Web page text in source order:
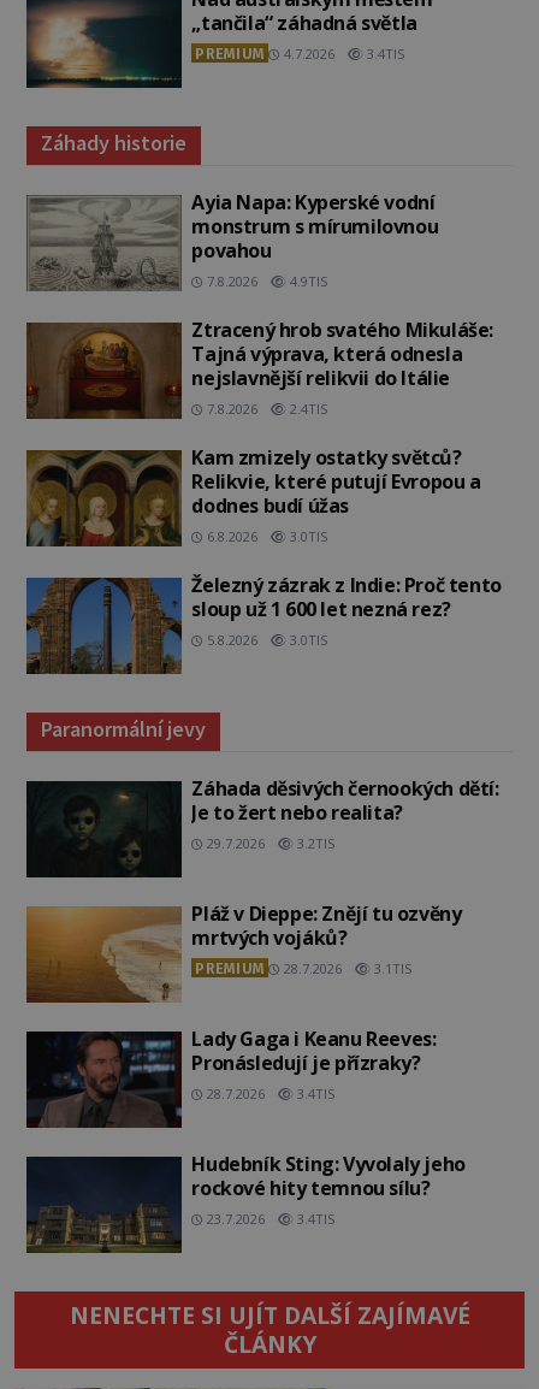
„tančila“ záhadná světla
PREMIUM 4.7.2026 3.4TIS
Záhady historie
Ayia Napa: Kyperské vodní
monstrum s mírumilovnou
povahou
7.8.2026 4.9TIS
Ztracený hrob svatého Mikuláše:
Tajná výprava, která odnesla
nejslavnější relikvii do Itálie
7.8.2026 2.4TIS
Kam zmizely ostatky světců?
Relikvie, které putují Evropou a
dodnes budí úžas
6.8.2026 3.0TIS
Železný zázrak z Indie: Proč tento
sloup už 1 600 let nezná rez?
5.8.2026 3.0TIS
Paranormální jevy
Záhada děsivých černookých dětí:
Je to žert nebo realita?
29.7.2026 3.2TIS
Pláž v Dieppe: Znějí tu ozvěny
mrtvých vojáků?
PREMIUM 28.7.2026 3.1TIS
Lady Gaga i Keanu Reeves:
Pronásledují je přízraky?
28.7.2026 3.4TIS
Hudebník Sting: Vyvolaly jeho
rockové hity temnou sílu?
23.7.2026 3.4TIS
NENECHTE SI UJÍT DALŠÍ ZAJÍMAVÉ
ČLÁNKY